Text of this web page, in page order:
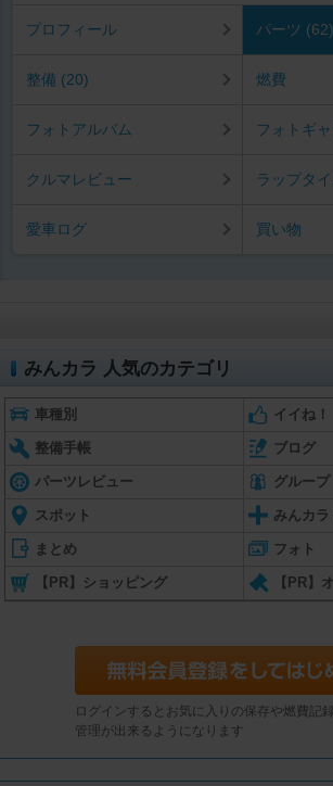
プロフィール パーツ (62)
整備 (20) 燃費
フォトアルバム フォトギ
クルマレビュー ラップタ
愛車ログ 買い物
みんカラ 人気のカテゴリ
車種別 イイね！
整備手帳 ブログ
パーツレビュー グループ
スポット みんカラ
まとめ フォト
【PR】ショッピング 【PR】
ログインするとお気に入りの保存や燃費記
管理が出来るようになります